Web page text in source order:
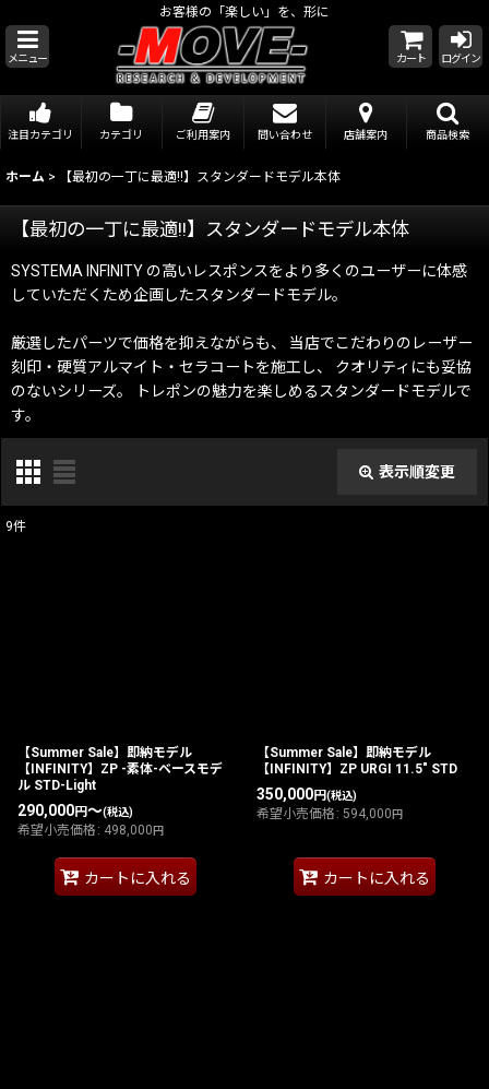
お客様の「楽しい」を、形に
メニュー カート ログイン
注目カテゴリ カテゴリ ご利用案内 問い合わせ 店舗案内 商品検索
ホーム > 【最初の一丁に最適!!】スタンダードモデル本体
【最初の一丁に最適!!】スタンダードモデル本体
SYSTEMA INFINITY の高いレスポンスをより多くのユーザーに体感
していただくため企画したスタンダードモデル。
厳選したパーツで価格を抑えながらも、 当店でこだわりのレーザー
刻印・硬質アルマイト・セラコートを施工し、 クオリティにも妥協
のないシリーズ。 トレポンの魅力を楽しめるスタンダードモデルで
す。
表示順変更
9件
【Summer Sale】即納モデル
【INFINITY】ZP -素体-ベースモデ
ル STD-Light
290,000円～(税込)
希望小売価格 : 498,000 円
カートに入れる
【Summer Sale】即納モデル
【INFINITY】ZP URGI 11.5" STD
350,000円(税込)
希望小売価格 : 594,000 円
カートに入れる